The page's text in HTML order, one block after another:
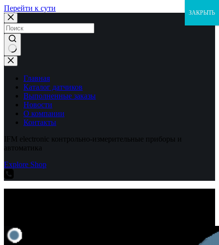
Перейти к сути
Ничего
не
найденоГлавная
Каталог датчиков
Выполненные заказы
Новости
О компании
Контакты
IFM electronic контрольно-измерительные приборы и
автоматика
Explore Shop
ЗАКРЫТЬ